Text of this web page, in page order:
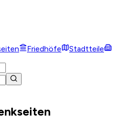
Friedhöfe
Stadtteile